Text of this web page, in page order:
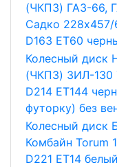
(ЧКПЗ) ГАЗ-66,
Садко 228х457/
D163 ET60
Колесный диск
(ЧКПЗ) ЗИЛ-130
D214 ET144
футорку) без
Колесный диск
Комбайн Torum
D221 ET14